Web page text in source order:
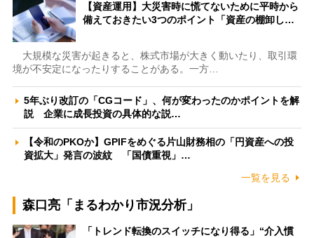
【資産運用】大災害時に慌てないために平時から
備えておきたい3つのポイント「資産の棚卸し…
大規模な災害が起きると、株式市場が大きく動いたり、取引環
境が不安定になったりすることがある。一方…
5年ぶり改訂の「CGコード」、何が変わったのかポイントを解
説 企業に成長投資の具体的な説…
【令和のPKOか】GPIFをめぐる片山財務相の「円資産への投
資拡大」発言の波紋 「国債重視」…
一覧を見る
森口亮「まるわかり市況分析」
「トレンド転換のスイッチになり得る」“介入慣